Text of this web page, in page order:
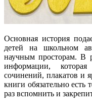
Основная история
детей на школьном
научным просторам. В
информации,
сочинений, плакатов и
книги обязательно есть
раз вспомнить и